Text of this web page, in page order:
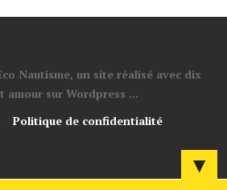
Nautisme, un site réalisé avec dix
amour sur Wordpress ...
Politique de confidentialité
▼